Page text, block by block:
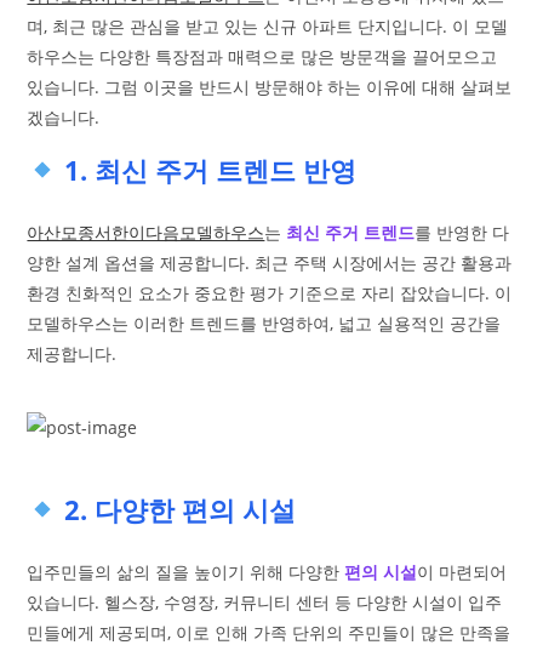
며, 최근 많은 관심을 받고 있는 신규 아파트 단지입니다. 이 모델
하우스는 다양한 특장점과 매력으로 많은 방문객을 끌어모으고
있습니다. 그럼 이곳을 반드시 방문해야 하는 이유에 대해 살펴보
겠습니다.
1. 최신 주거 트렌드 반영
아산모종서한이다음모델하우스는 최신 주거 트렌드를 반영한 다
양한 설계 옵션을 제공합니다. 최근 주택 시장에서는 공간 활용과
환경 친화적인 요소가 중요한 평가 기준으로 자리 잡았습니다. 이
모델하우스는 이러한 트렌드를 반영하여, 넓고 실용적인 공간을
제공합니다.
2. 다양한 편의 시설
입주민들의 삶의 질을 높이기 위해 다양한편의 시설이 마련되어
있습니다. 헬스장, 수영장, 커뮤니티 센터 등 다양한 시설이 입주
민들에게 제공되며, 이로 인해 가족 단위의 주민들이 많은 만족을